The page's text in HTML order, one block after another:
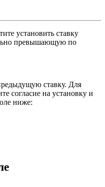
установить ставку
превышающую по
ставку. Для
согласие на установку и
ниже: